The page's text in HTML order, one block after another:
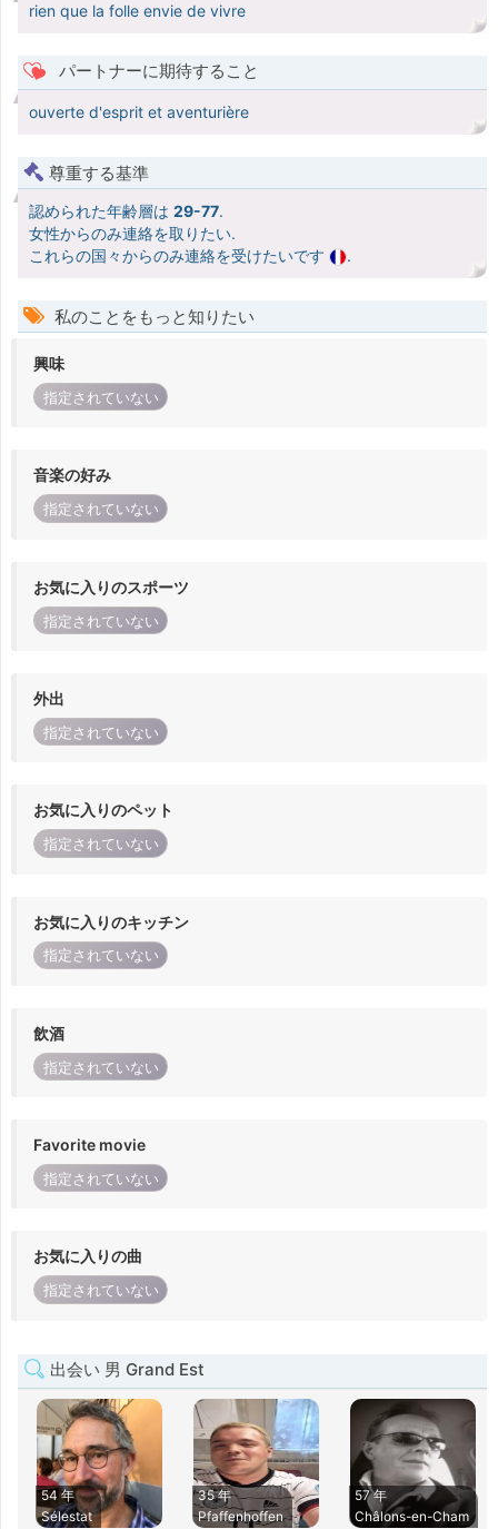
rien que la folle envie de vivre
パートナーに期待すること
ouverte d'esprit et aventurière
尊重する基準
認められた年齢層は 29-77.
女性からのみ連絡を取りたい.
これらの国々からのみ連絡を受けたいです
.
私のことをもっと知りたい
興味
指定されていない
音楽の好み
指定されていない
お気に入りのスポーツ
指定されていない
外出
指定されていない
お気に入りのペット
指定されていない
お気に入りのキッチン
指定されていない
飲酒
指定されていない
Favorite movie
指定されていない
お気に入りの曲
指定されていない
出会い 男 Grand Est
54 年
Sélestat
35 年
Pfaffenhoffen
57 年
Châlons-en-Cham